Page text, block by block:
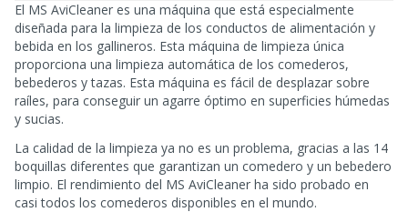
El MS AviCleaner es una máquina que está especialmente
diseñada para la limpieza de los conductos de alimentación y
bebida en los gallineros. Esta máquina de limpieza única
proporciona una limpieza automática de los comederos,
bebederos y tazas. Esta máquina es fácil de desplazar sobre
raíles, para conseguir un agarre óptimo en superficies húmedas
y sucias.
La calidad de la limpieza ya no es un problema, gracias a las 14
boquillas diferentes que garantizan un comedero y un bebedero
limpio. El rendimiento del MS AviCleaner ha sido probado en
casi todos los comederos disponibles en el mundo.